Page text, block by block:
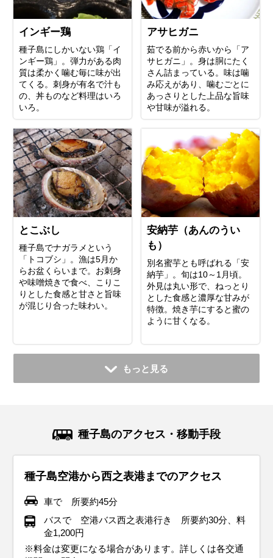
インギー鶏
種子島にしかいない鶏「イ
ンギー鶏」。弾力がある肉
質は柔かく噛む毎に味が出
てくる。刺身が有名で汁も
の、丼ものなど料理はいろ
いろ。
アサヒガニ
茹でる前から赤いから「ア
サヒガニ」。身は胴にたく
さん詰まっている。味は噛
み応えがあり、噛むごとに
あっさりとした上品な旨味
や甘味が溢れる。
とこぶし
種子島でナガラメという
「トコブシ」。漁は5月か
らお盆くらいまで。お刺身
や味噌焼きで食べ、こりこ
りとした食感と甘さと旨味
が混じり合った味わい。
安納芋（あんのうい
も）
別名蜜芋とも呼ばれる「安
納芋」。 旬は10～1月頃。
外見は丸い形で、ねっとり
とした食感と濃厚な甘みが
特徴。焼き芋にすると蜜の
ように甘くなる。
もっと見る
種子島のアクセス・移動手段
種子島空港から西之表港までのアクセス
車で 所要約45分
バスで 空港バス西之表港行き 所要約30分、料
金1,200円
※料金は変更になる場合があります。詳しくは各交通